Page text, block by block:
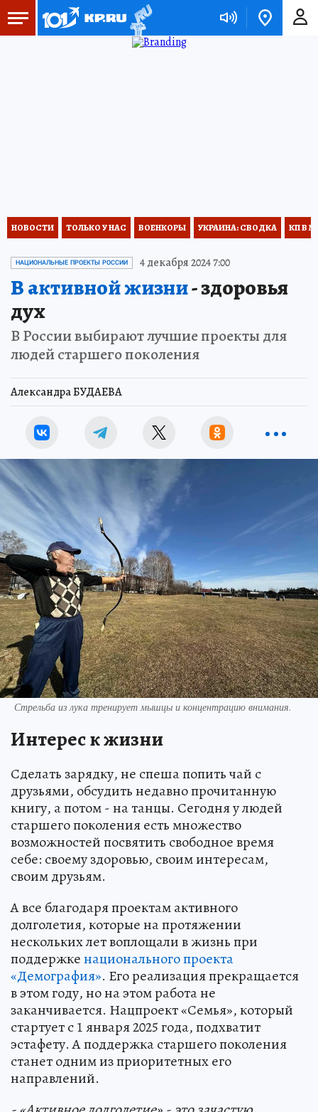
НОВОСТИ ТОЛЬКО У НАС ВОЕНКОРЫ УКРАИНА: СВОДКА КП В
НАЦИОНАЛЬНЫЕ ПРОЕКТЫ РОССИИ 4 декабря 2024 7:00
В активной жизни- здоровья
дух
В России выбирают лучшие проекты для
людей старшего поколения
Александра БУДАЕВА
Стрельба из лука тренирует мышцы и концентрацию внимания.
Интерес к жизни
Сделать зарядку, не спеша попить чай с
друзьями, обсудить недавно прочитанную
книгу, а потом - на танцы. Сегодня у людей
старшего поколения есть множество
возможностей посвятить свободное время
себе: своему здоровью, своим интересам,
своим друзьям.
А все благодаря проектам активного
долголетия, которые на протяжении
нескольких лет воплощали в жизнь при
поддержкенационального проекта
«Демография». Его реализация прекращается
в этом году, но на этом работа не
заканчивается. Нацпроект «Семья», который
стартует с 1 января 2025 года, подхватит
эстафету. А поддержка старшего поколения
станет одним из приоритетных его
направлений.